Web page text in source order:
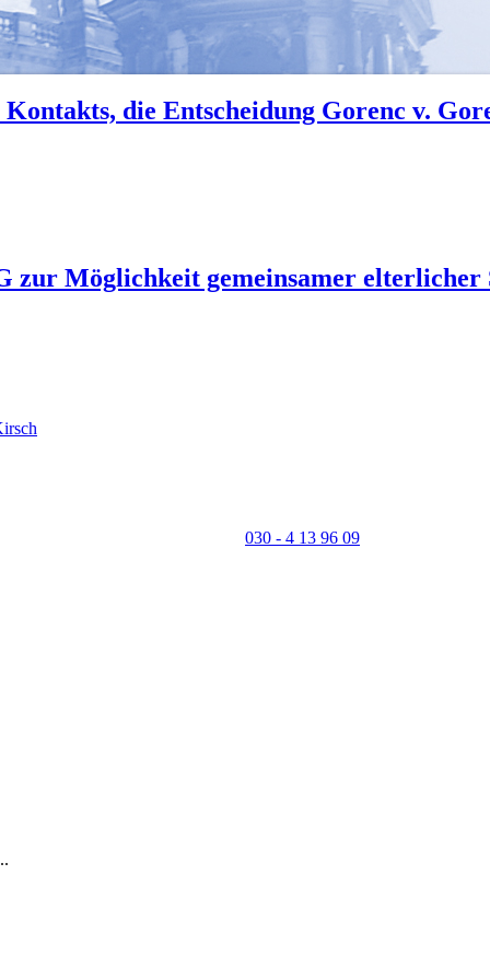
die Entscheidung Gorenc v.
zur Möglichkeit gemeinsamer
030 - 4 13 96 09